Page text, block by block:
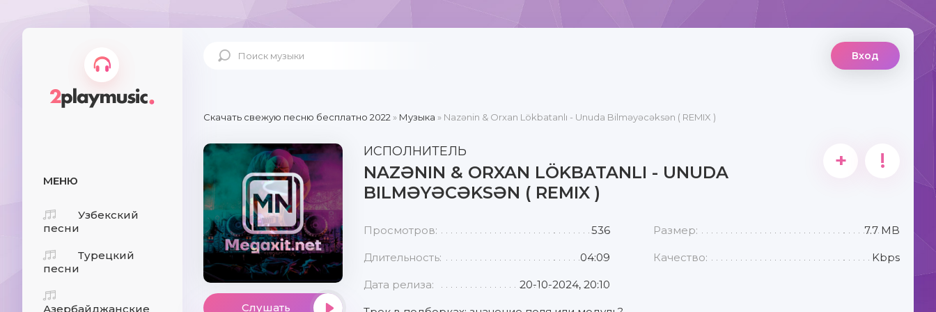
МЕНЮ
Узбекский
песни
Турецкий
песни
Азербайджанские
Вход
Скачать свежую песню бесплатно 2022 » Музыка » Nazənin & Orxan Lökbatanlı - Unuda Bilməyəcəksən ( REMIX )
Слушать
ИСПОЛНИТЕЛЬ
NAZƏNIN & ORXAN LÖKBATANLI - UNUDA
BILMƏYƏCƏKSƏN ( REMIX )
+ !
Просмотров: 536 Размер: 7.7 MB
Длительность: 04:09 Качество: Kbps
Дата релиза: 20-10-2024, 20:10